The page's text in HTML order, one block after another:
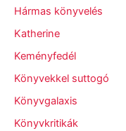
Hármas könyvelés
Katherine
Keményfedél
Könyvekkel suttogó
Könyvgalaxis
Könyvkritikák